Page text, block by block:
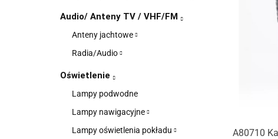
Audio/ Anteny TV / VHF/FM
Anteny jachtowe
Radia/Audio
Oświetlenie
Lampy podwodne
Lampy nawigacyjne
Lampy oświetlenia pokładu
A80710